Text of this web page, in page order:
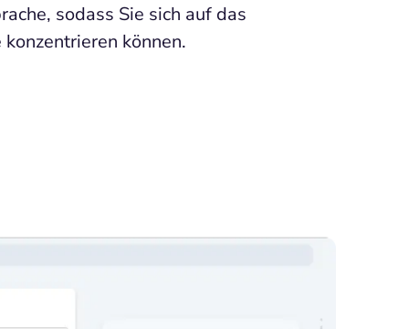
sodass Sie sich auf das
können.